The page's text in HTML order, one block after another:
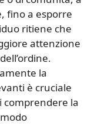
fino a esporre
ritiene che
attenzione
la
è cruciale
la